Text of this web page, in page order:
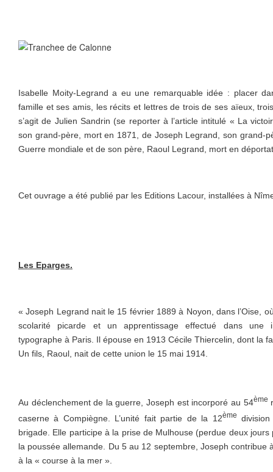
Isabelle Moity-Legrand a eu une remarquable idée : placer
famille et ses amis, les récits et lettres de trois de ses aïeux,
s’agit de Julien Sandrin (se reporter à l’article intitulé « La
son grand-père, mort en 1871, de Joseph Legrand, son grand-
Guerre mondiale et de son père, Raoul Legrand, mort en
Cet ouvrage a été publié par les Editions Lacour, installées à
Les Eparges.
« Joseph Legrand nait le 15 février 1889 à Noyon, dans l’Oise,
scolarité picarde et un apprentissage effectué dans une
typographe à Paris. Il épouse en 1913 Cécile Thiercelin, dont la
Un fils, Raoul, nait de cette union le 15 mai 1914.
Au déclenchement de la guerre, Joseph est incorporé au 54ème
caserne à Compiègne. L’unité fait partie de la 12ème
brigade. Elle participe à la prise de Mulhouse (perdue deux
la poussée allemande. Du 5 au 12 septembre, Joseph contribue
à la « course à la mer ».